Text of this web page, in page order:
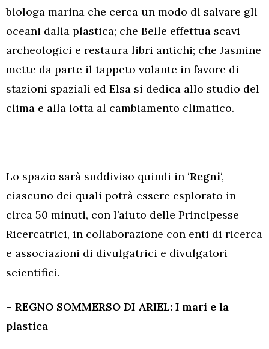
biologa marina che cerca un modo di salvare gli
oceani dalla plastica; che Belle effettua scavi
archeologici e restaura libri antichi; che Jasmine
mette da parte il tappeto volante in favore di
stazioni spaziali ed Elsa si dedica allo studio del
clima e alla lotta al cambiamento climatico.
Lo spazio sarà suddiviso quindi in ‘Regni‘,
ciascuno dei quali potrà essere esplorato in
circa 50 minuti, con l’aiuto delle Principesse
Ricercatrici, in collaborazione con enti di ricerca
e associazioni di divulgatrici e divulgatori
scientifici.
– REGNO SOMMERSO DI ARIEL: I mari e la
plastica